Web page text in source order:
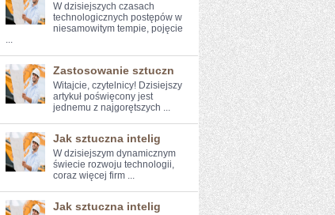
W dzisiejszych​ czasach
technologicznych postępów w
niesamowitym ‌tempie, pojęcie
...
Zastosowanie sztuczn
Witajcie,⁣ czytelnicy!⁤ Dzisiejszy
artykuł poświęcony jest
jednemu z najgorętszych ...
Jak sztuczna intelig
W dzisiejszym dynamicznym
świecie rozwoju technologii,
‌coraz więcej firm⁢ ...
Jak sztuczna intelig